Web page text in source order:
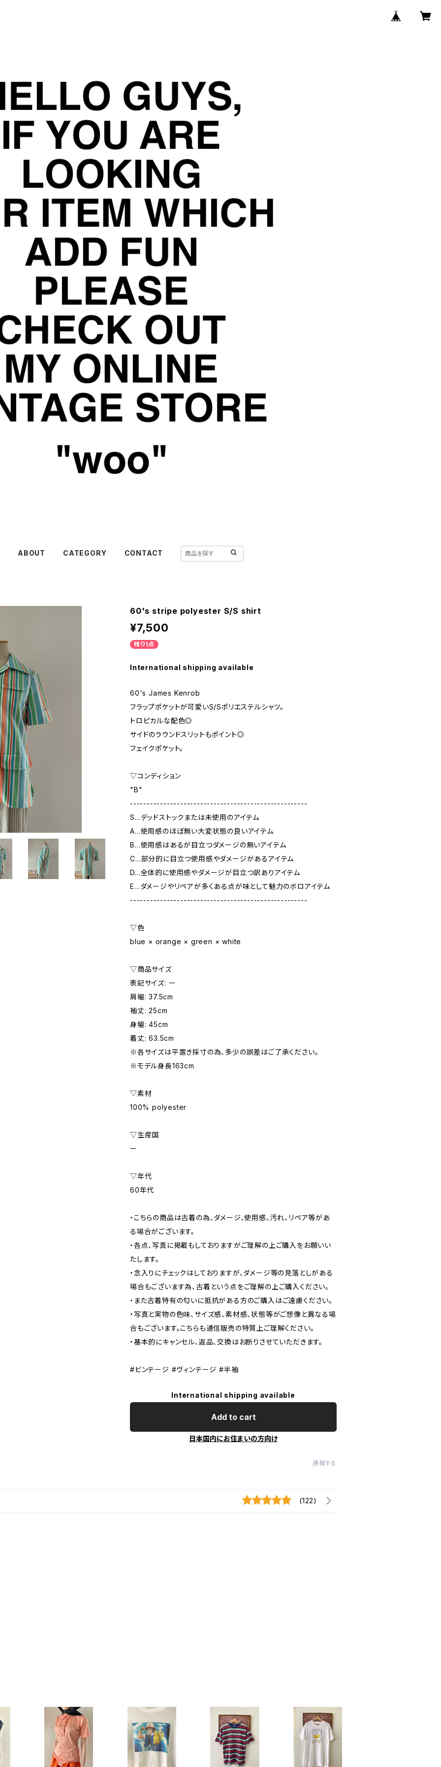
ABOUT CATEGORY CONTACT
60's stripe polyester S/S shirt
¥7,500
残り1点
International shipping available
60's James Kenrob
フラップポケットが可愛いS/Sポリエステルシャツ。
トロピカルな配色◎
サイドのラウンドスリットもポイント◎
フェイクポケット。
▽コンディション
"B"
-----------------------------------------------------
S…デッドストックまたは未使用のアイテム
A…使用感のほぼ無い大変状態の良いアイテム
B…使用感はあるが目立つダメージの無いアイテム
C…部分的に目立つ使用感やダメージがあるアイテム
D…全体的に使用感やダメージが目立つ訳ありアイテム
E…ダメージやリペアが多くある点が味として魅力のボロアイテム
-----------------------------------------------------
▽色
blue × orange × green × white
▽商品サイズ
表記サイズ: ー
肩幅: 37.5cm
袖丈: 25cm
身幅: 45cm
着丈: 63.5cm
※各サイズは平置き採寸の為、多少の誤差はご了承ください。
※モデル身長163cm
▽素材
100% polyester
▽生産国
ー
▽年代
60年代
・こちらの商品は古着の為、ダメージ、使用感、汚れ、リペア等があ
る場合がございます。
・各点、写真に掲載もしておりますがご理解の上ご購入をお願いい
たします。
・念入りにチェックはしておりますが、ダメージ等の見落としがある
場合もございます為、古着という点をご理解の上ご購入ください。
・また古着特有の匂いに抵抗がある方のご購入はご遠慮ください。
・写真と実物の色味、サイズ感、素材感、状態等がご想像と異なる場
合もございます。こちらも通信販売の特質上ご理解ください。
・基本的にキャンセル、返品、交換はお断りさせていただきます。
#ビンテージ #ヴィンテージ #半袖
International shipping available
Add to cart
日本国内にお住まいの方向け
通報する
(122)